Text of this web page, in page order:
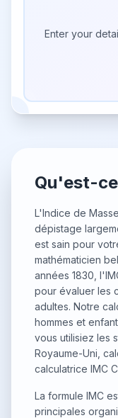
Enter your
Qu'est-
L'Indice de
dépistage
est sain pour
mathématicien
années 1830,
pour évaluer les
adultes. Notre
hommes et
vous utilisiez les
Royaume-Uni,
calculatrice IMC
La formule IMC
principales